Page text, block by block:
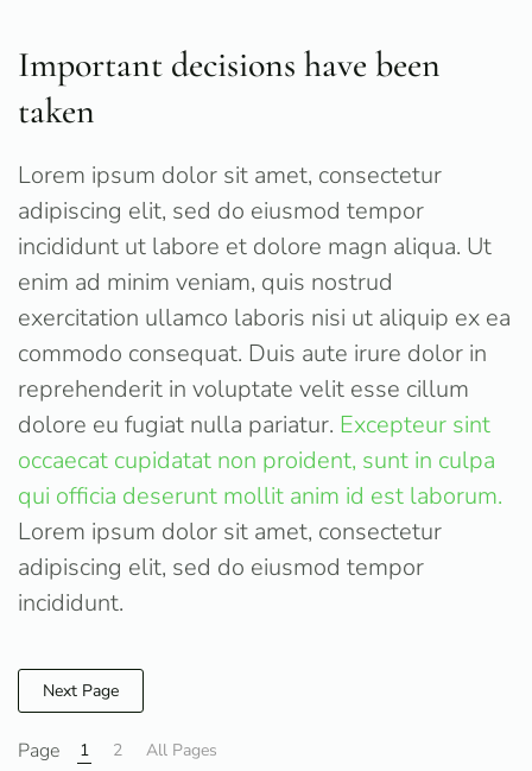
Important decisions have been
taken
Lorem ipsum dolor sit amet, consectetur
adipiscing elit, sed do eiusmod tempor
incididunt ut labore et dolore magn aliqua. Ut
enim ad minim veniam, quis nostrud
exercitation ullamco laboris nisi ut aliquip ex ea
commodo consequat. Duis aute irure dolor in
reprehenderit in voluptate velit esse cillum
dolore eu fugiat nulla pariatur. Excepteur sint
occaecat cupidatat non proident, sunt in culpa
qui officia deserunt mollit anim id est laborum.
Lorem ipsum dolor sit amet, consectetur
adipiscing elit, sed do eiusmod tempor
incididunt.
Next Page
Page 1 2 All Pages